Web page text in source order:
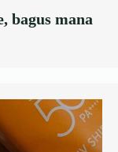
bagus mana